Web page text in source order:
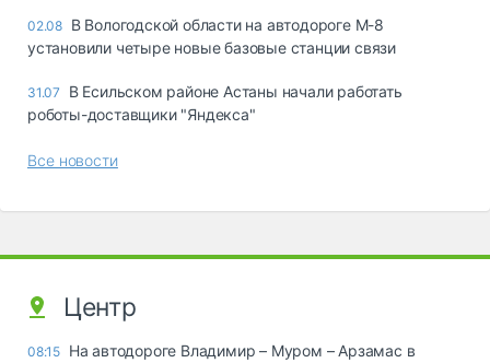
02.08 В Вологодской области на автодороге М-8
установили четыре новые базовые станции связи
31.07
В Есильском районе Астаны начали работать
роботы-доставщики "Яндекса"
Все новости
Центр
08:15 На автодороге Владимир – Муром – Арзамас в